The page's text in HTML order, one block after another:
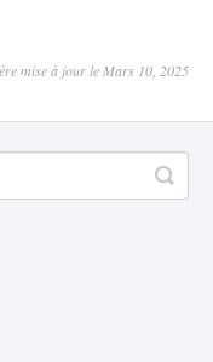
mise à jour le Mars 10, 2025